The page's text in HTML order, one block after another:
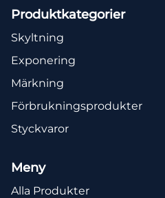
Produktkategorier
Skyltning
Exponering
Märkning
Förbrukningsprodukter
Styckvaror
Meny
Alla Produkter